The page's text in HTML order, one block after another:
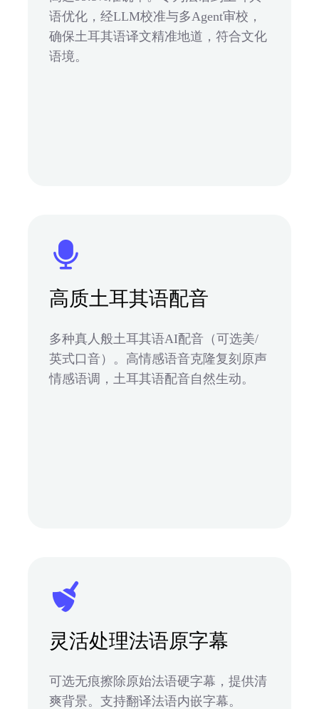
语优化，经LLM校准与多Agent审校，
确保土耳其语译文精准地道，符合文化
语境。
高质土耳其语配音
多种真人般土耳其语AI配音（可选美/
英式口音）。高情感语音克隆复刻原声
情感语调，土耳其语配音自然生动。
灵活处理法语原字幕
可选无痕擦除原始法语硬字幕，提供清
爽背景。支持翻译法语内嵌字幕。